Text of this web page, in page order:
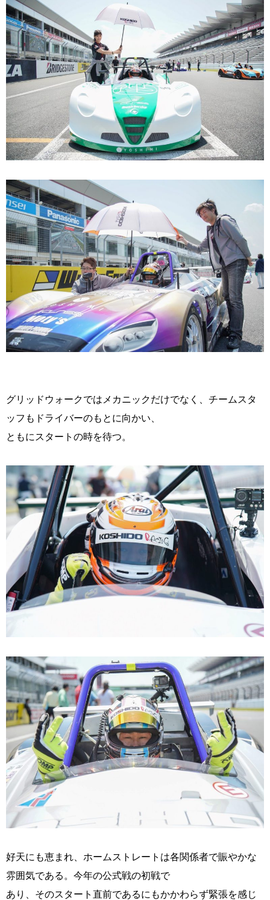
グリッドウォークではメカニックだけでなく、チームスタ
ッフもドライバーのもとに向かい、
ともにスタートの時を待つ。
好天にも恵まれ、ホームストレートは各関係者で賑やかな
雰囲気である。今年の公式戦の初戦で
あり、そのスタート直前であるにもかかわらず緊張を感じ